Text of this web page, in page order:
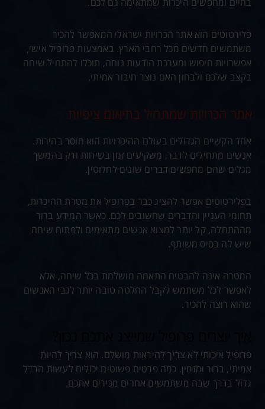
בחיים ומחפשים היכרות שמתאימה גם לכם.
פלירטוטים הוא אתר הכרויות ישראלי המאפשר להכיר
משתמשים חדשים מכל רחבי הארץ. באמצעות פרופיל אישי,
אפשרויות חיפוש ומערכת הודעות נוחה, תוכלו להתחיל שיחה
בקצב שלכם ולבחון האם נוצר חיבור אמיתי.
אתר הכרויות שמתחיל בתיאום ציפיות
אחד הקשיים הגדולים בעולם ההיכרויות הוא חוסר בהירות.
אנשים מתחילים לדבר, משקיעים זמן בשיחות ורק בהמשך
מגלים שהם מחפשים דברים שונים לחלוטין.
בפלירטוטים אפשר להציג כבר בפרופיל את מטרת ההיכרות,
תחומי העניין והדברים שחשובים לכם. כאשר המידע ברור
מההתחלה, קל יותר למצוא אנשים מתאימים ולפתוח שיחה
שיש לה בסיס משותף.
המטרה אינה להבטיח התאמה מושלמת בכל שיחה, אלא
לאפשר לכל משתמש לקבל החלטה טובה יותר לגבי האנשים
שהוא רוצה להכיר.
פרופיל איכותי לא צריך להיראות מושלם. הוא צריך להיות
אמיתי, ברור ומזמין. כמה פרטים פשוטים יכולים לעשות הבדל
גדול בדרך שבה משתמשים אחרים מכירים אתכם.